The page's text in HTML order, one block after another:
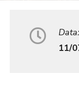
Data:
11/